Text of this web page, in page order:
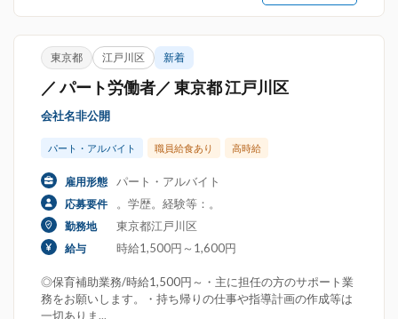
東京都 江戸川区 新着
／ パート労働者／ 東京都 江戸川区
会社名非公開
パート・アルバイト 職員給食あり 高時給
雇用形態 パート・アルバイト
応募要件 。学歴。経験等：。
勤務地 東京都江戸川区
給与 時給1,500円～1,600円
◎保育補助業務/時給1,500円～・主に担任の方のサポート業
務をお願いします。・持ち帰りの仕事や指導計画の作成等は
一切ありま...